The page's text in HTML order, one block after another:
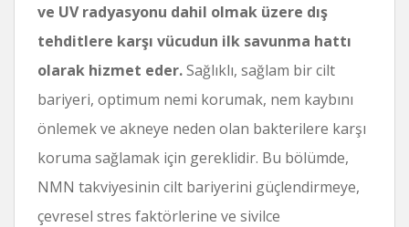
ve UV radyasyonu dahil olmak üzere dış
tehditlere karşı vücudun ilk savunma hattı
olarak hizmet eder.Sağlıklı, sağlam bir cilt
bariyeri, optimum nemi korumak, nem kaybını
önlemek ve akneye neden olan bakterilere karşı
koruma sağlamak için gereklidir. Bu bölümde,
NMN takviyesinin cilt bariyerini güçlendirmeye,
çevresel stres faktörlerine ve sivilce